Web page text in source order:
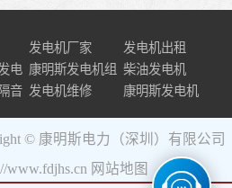
发电机厂家
发电机出租
电 康明斯发电机组 柴油发电机
音 发电机维修 康明斯发电机
© 康明斯电力（深圳）有限公司
网站地图